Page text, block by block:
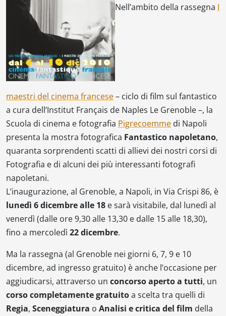
Nell’ambito della rassegna I
maestri del cinema francese– ciclo di film sul fantastico
a cura dell’Institut Français de Naples Le Grenoble –, la
Scuola di cinema e fotografia Pigrecoemme di Napoli
presenta la mostra fotografica Fantastico napoletano,
quaranta sorprendenti scatti di allievi dei nostri corsi di
Fotografia e di alcuni dei più interessanti fotografi
napoletani.
L’inaugurazione, al Grenoble, a Napoli, in Via Crispi 86, è
lunedì 6 dicembre alle 18 e sarà visitabile, dal lunedì al
venerdì (dalle ore 9,30 alle 13,30 e dalle 15 alle 18,30),
fino a mercoledì 22 dicembre.
Ma la rassegna (al Grenoble nei giorni 6, 7, 9 e 10
dicembre, ad ingresso gratuito) è anche l’occasione per
aggiudicarsi, attraverso un concorso aperto a tutti, un
corso completamente gratuitoa scelta tra quelli di
Regia, Sceneggiatura o Analisi e critica del film della